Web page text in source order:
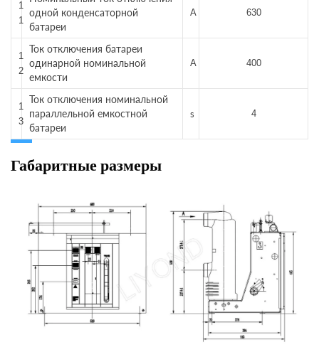
1
1
одной конденсаторной
батареи
A 630
1
2
Ток отключения батареи
одинарной номинальной
емкости
A 400
1
3
Ток отключения номинальной
параллельной емкостной
батареи
s 4
Габаритные размеры